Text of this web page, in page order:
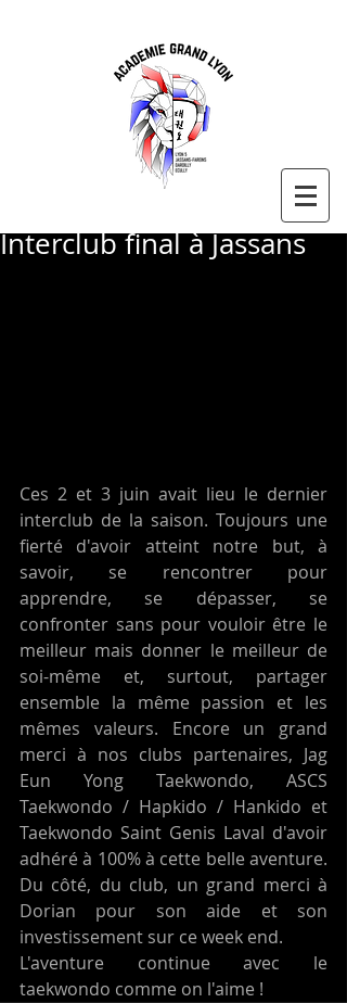
Interclub final à Jassans
Ces 2 et 3 juin avait lieu le dernier
interclub de la saison. Toujours une
fierté d'avoir atteint notre but, à
savoir, se rencontrer pour
apprendre, se dépasser, se
confronter sans pour vouloir être le
meilleur mais donner le meilleur de
soi-même et, surtout, partager
ensemble la même passion et les
mêmes valeurs. Encore un grand
merci à nos clubs partenaires, Jag
Eun Yong Taekwondo, ASCS
Taekwondo / Hapkido / Hankido et
Taekwondo Saint Genis Laval d'avoir
adhéré à 100% à cette belle aventure.
Du côté, du club, un grand merci à
Dorian pour son aide et son
investissement sur ce week end.
L'aventure continue avec le
taekwondo comme on l'aime !